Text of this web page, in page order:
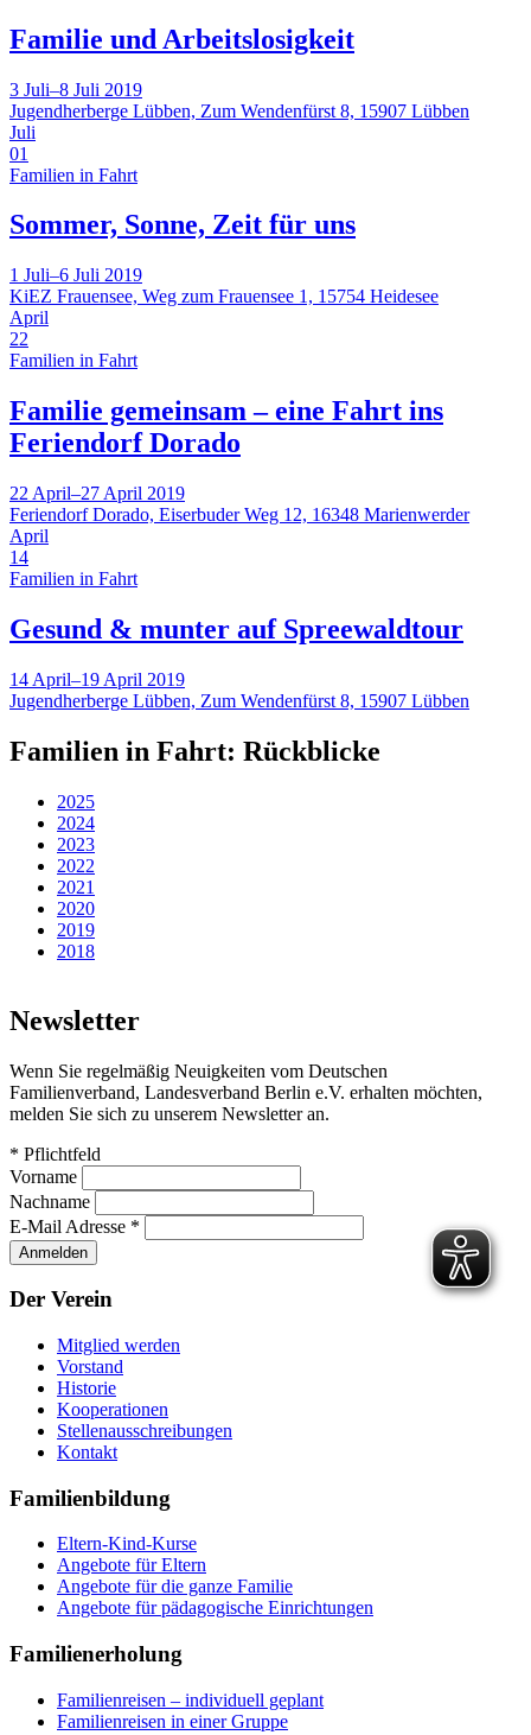
Familie und Arbeitslosigkeit
3 Juli–8 Juli 2019
Jugendherberge Lübben, Zum Wendenfürst 8, 15907 Lübben
Juli
01
Familien in Fahrt
Sommer, Sonne, Zeit für uns
1 Juli–6 Juli 2019
KiEZ Frauensee, Weg zum Frauensee 1, 15754 Heidesee
April
22
Familien in Fahrt
Familie gemeinsam – eine Fahrt ins
Feriendorf Dorado
22 April–27 April 2019
Feriendorf Dorado, Eiserbuder Weg 12, 16348 Marienwerder
April
14
Familien in Fahrt
Gesund & munter auf Spreewaldtour
14 April–19 April 2019
Jugendherberge Lübben, Zum Wendenfürst 8, 15907 Lübben
Familien in Fahrt: Rückblicke
2025
2024
2023
2022
2021
2020
2019
2018
Newsletter
Wenn Sie regelmäßig Neuigkeiten vom Deutschen
Familienverband, Landesverband Berlin e.V. erhalten möchten,
melden Sie sich zu unserem Newsletter an.
* Pflichtfeld
Vorname
Nachname
E-Mail Adresse *
Der Verein
Mitglied werden
Vorstand
Historie
Kooperationen
Stellenausschreibungen
Kontakt
Familienbildung
Eltern-Kind-Kurse
Angebote für Eltern
Angebote für die ganze Familie
Angebote für pädagogische Einrichtungen
Familienerholung
Familienreisen – individuell geplant
Familienreisen in einer Gruppe